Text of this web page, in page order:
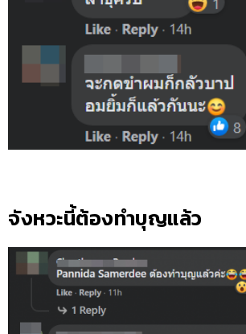
จังหวะนี้ต้องทำบุญแล้ว